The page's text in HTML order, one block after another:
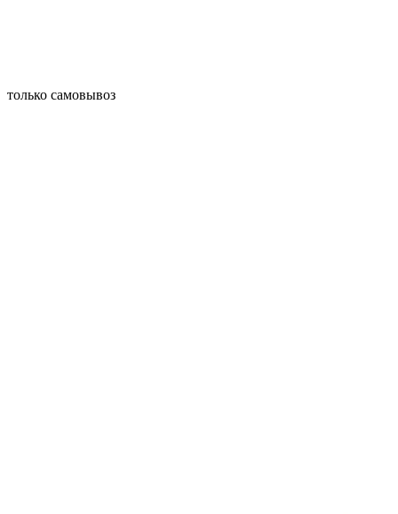
только самовывоз